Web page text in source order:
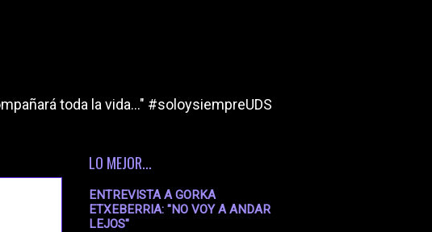
toda la vida..." #soloysiempreUDS
LO MEJOR...
ENTREVISTA A GORKA
ETXEBERRIA: "NO VOY A ANDAR
LEJOS"